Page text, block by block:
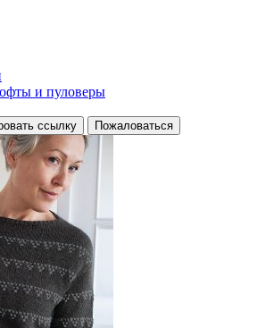
и пуловеры
ссылку Пожаловаться